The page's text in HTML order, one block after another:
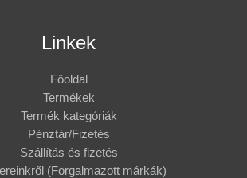
Linkek
Főoldal
Termékek
Termék kategóriák
Pénztár/Fizetés
Szállítás és fizetés
(Forgalmazott márkák)